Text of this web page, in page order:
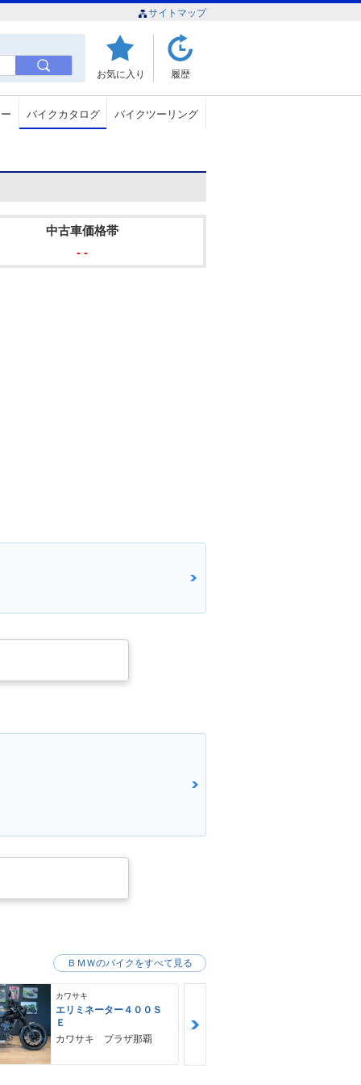
サイトマップ
お気に入り 履歴
バイクカタログ バイクツーリング
中古車価格帯
- -
カワサキ
エリミネーター４００Ｓ
Ｅ
カワサキ プラザ那覇
ＢＭＷのバイクをすべて見る